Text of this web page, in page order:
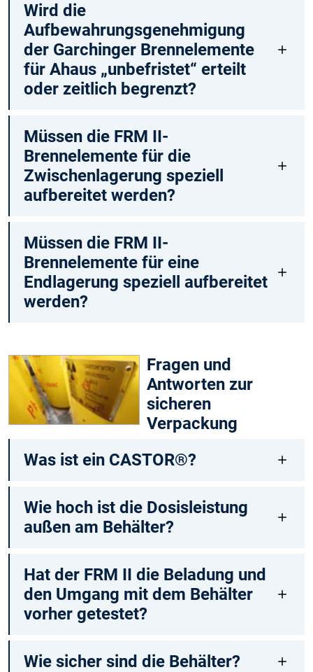
Wird die
Aufbewahrungsgenehmigung
der Garchinger Brennelemente
für Ahaus „unbefristet“ erteilt
oder zeitlich begrenzt?
Müssen die FRM II-
Brennelemente für die
Zwischenlagerung speziell
aufbereitet werden?
Müssen die FRM II-
Brennelemente für eine
Endlagerung speziell aufbereitet
werden?
Fragen und
Antworten zur
sicheren
Verpackung
Was ist ein CASTOR®?
Wie hoch ist die Dosisleistung
außen am Behälter?
Hat der FRM II die Beladung und
den Umgang mit dem Behälter
vorher getestet?
Wie sicher sind die Behälter?